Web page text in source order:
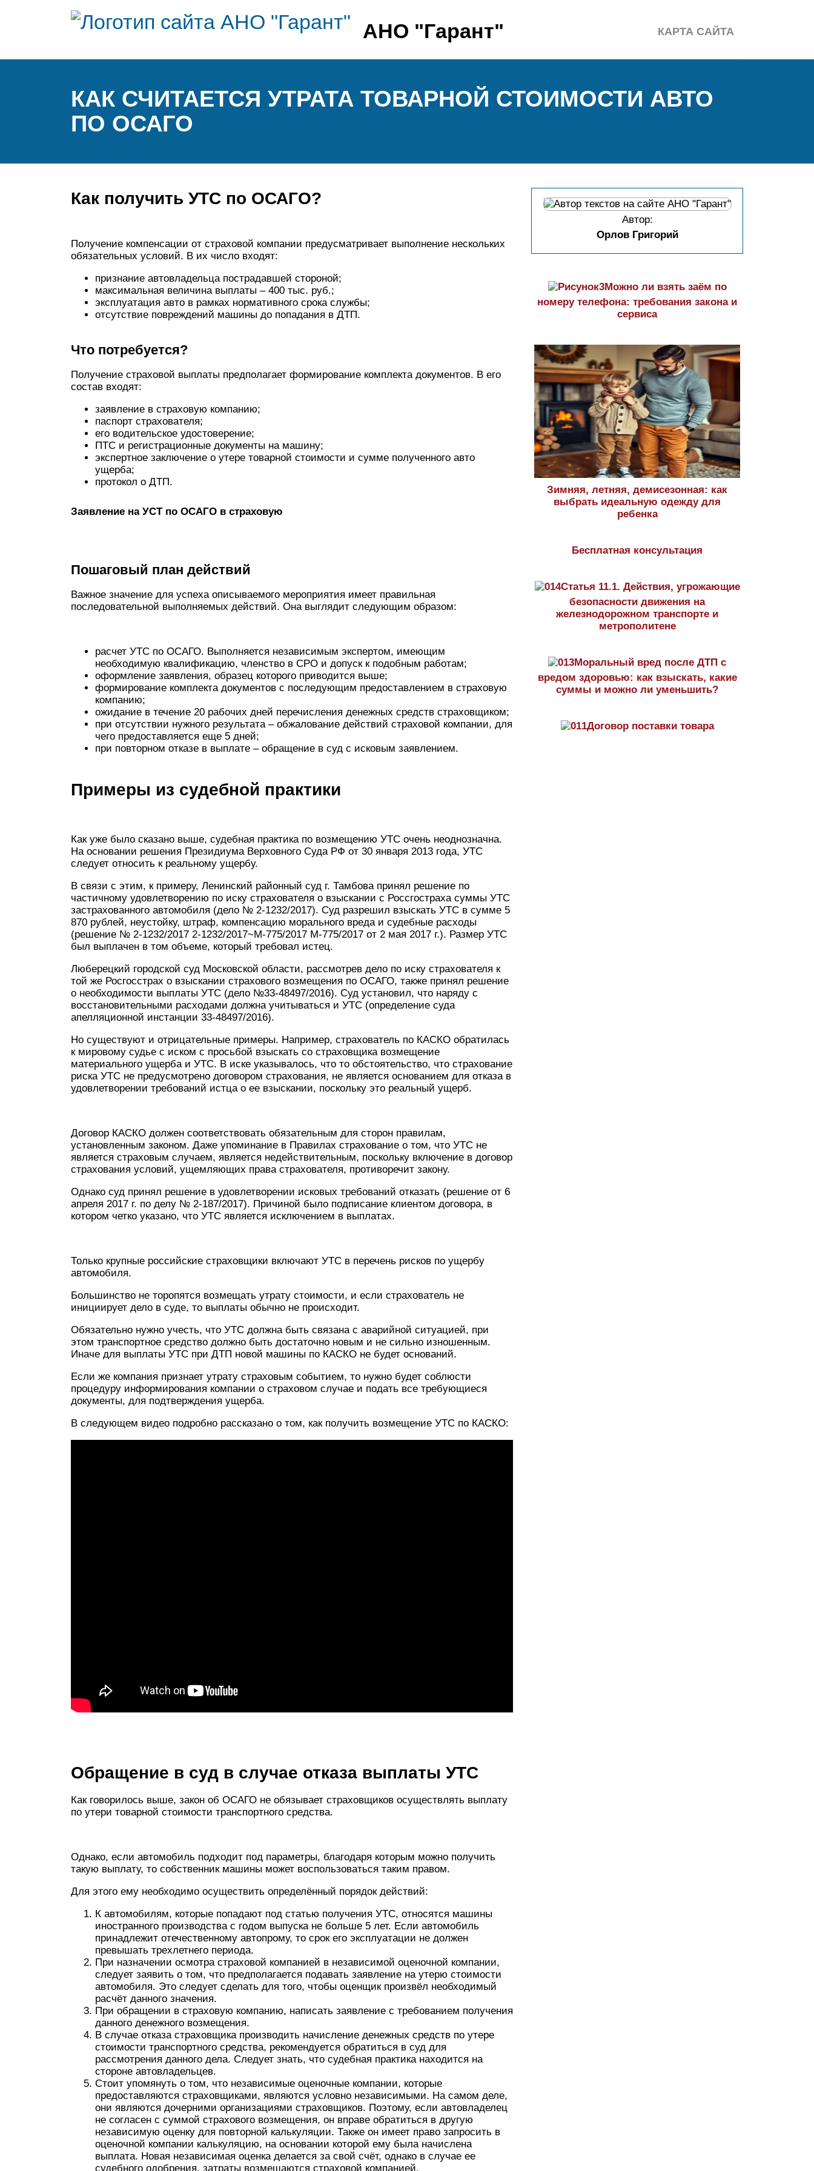
АНО "Гарант" КАРТА САЙТА
КАК СЧИТАЕТСЯ УТРАТА ТОВАРНОЙ СТОИМОСТИ АВТО
ПО ОСАГО
Как получить УТС по ОСАГО?
Получение компенсации от страховой компании предусматривает выполнение нескольких
обязательных условий. В их число входят:
признание автовладельца пострадавшей стороной;
максимальная величина выплаты – 400 тыс. руб.;
эксплуатация авто в рамках нормативного срока службы;
отсутствие повреждений машины до попадания в ДТП.
Что потребуется?
Получение страховой выплаты предполагает формирование комплекта документов. В его
состав входят:
заявление в страховую компанию;
паспорт страхователя;
его водительское удостоверение;
ПТС и регистрационные документы на машину;
экспертное заключение о утере товарной стоимости и сумме полученного авто
ущерба;
протокол о ДТП.
Заявление на УСТ по ОСАГО в страховую
Пошаговый план действий
Важное значение для успеха описываемого мероприятия имеет правильная
последовательной выполняемых действий. Она выглядит следующим образом:
расчет УТС по ОСАГО. Выполняется независимым экспертом, имеющим
необходимую квалификацию, членство в СРО и допуск к подобным работам;
оформление заявления, образец которого приводится выше;
формирование комплекта документов с последующим предоставлением в страховую
компанию;
ожидание в течение 20 рабочих дней перечисления денежных средств страховщиком;
при отсутствии нужного результата – обжалование действий страховой компании, для
чего предоставляется еще 5 дней;
при повторном отказе в выплате – обращение в суд с исковым заявлением.
Примеры из судебной практики
Как уже было сказано выше, судебная практика по возмещению УТС очень неоднозначна.
На основании решения Президиума Верховного Суда РФ от 30 января 2013 года, УТС
следует относить к реальному ущербу.
В связи с этим, к примеру, Ленинский районный суд г. Тамбова принял решение по
частичному удовлетворению по иску страхователя о взыскании с Россгостраха суммы УТС
застрахованного автомобиля (дело № 2-1232/2017). Суд разрешил взыскать УТС в сумме 5
870 рублей, неустойку, штраф, компенсацию морального вреда и судебные расходы
(решение № 2-1232/2017 2-1232/2017~М-775/2017 М-775/2017 от 2 мая 2017 г.). Размер УТС
был выплачен в том объеме, который требовал истец.
Люберецкий городской суд Московской области, рассмотрев дело по иску страхователя к
той же Росгосстрах о взыскании страхового возмещения по ОСАГО, также принял решение
о необходимости выплаты УТС (дело №33-48497/2016). Суд установил, что наряду с
восстановительными расходами должна учитываться и УТС (определение суда
апелляционной инстанции 33-48497/2016).
Но существуют и отрицательные примеры. Например, страхователь по КАСКО обратилась
к мировому судье с иском с просьбой взыскать со страховщика возмещение
материального ущерба и УТС. В иске указывалось, что то обстоятельство, что страхование
риска УТС не предусмотрено договором страхования, не является основанием для отказа в
удовлетворении требований истца о ее взыскании, поскольку это реальный ущерб.
Договор КАСКО должен соответствовать обязательным для сторон правилам,
установленным законом. Даже упоминание в Правилах страхование о том, что УТС не
является страховым случаем, является недействительным, поскольку включение в договор
страхования условий, ущемляющих права страхователя, противоречит закону.
Однако суд принял решение в удовлетворении исковых требований отказать (решение от 6
апреля 2017 г. по делу № 2-187/2017). Причиной было подписание клиентом договора, в
котором четко указано, что УТС является исключением в выплатах.
Только крупные российские страховщики включают УТС в перечень рисков по ущербу
автомобиля.
Большинство не торопятся возмещать утрату стоимости, и если страхователь не
инициирует дело в суде, то выплаты обычно не происходит.
Обязательно нужно учесть, что УТС должна быть связана с аварийной ситуацией, при
этом транспортное средство должно быть достаточно новым и не сильно изношенным.
Иначе для выплаты УТС при ДТП новой машины по КАСКО не будет оснований.
Если же компания признает утрату страховым событием, то нужно будет соблюсти
процедуру информирования компании о страховом случае и подать все требующиеся
документы, для подтверждения ущерба.
В следующем видео подробно рассказано о том, как получить возмещение УТС по КАСКО:
Обращение в суд в случае отказа выплаты УТС
Как говорилось выше, закон об ОСАГО не обязывает страховщиков осуществлять выплату
по утери товарной стоимости транспортного средства.
Однако, если автомобиль подходит под параметры, благодаря которым можно получить
такую выплату, то собственник машины может воспользоваться таким правом.
Для этого ему необходимо осуществить определённый порядок действий:
К автомобилям, которые попадают под статью получения УТС, относятся машины
иностранного производства с годом выпуска не больше 5 лет. Если автомобиль
принадлежит отечественному автопрому, то срок его эксплуатации не должен
превышать трехлетнего периода.
При назначении осмотра страховой компанией в независимой оценочной компании,
следует заявить о том, что предполагается подавать заявление на утерю стоимости
автомобиля. Это следует сделать для того, чтобы оценщик произвёл необходимый
расчёт данного значения.
При обращении в страховую компанию, написать заявление с требованием получения
данного денежного возмещения.
В случае отказа страховщика производить начисление денежных средств по утере
стоимости транспортного средства, рекомендуется обратиться в суд для
рассмотрения данного дела. Следует знать, что судебная практика находится на
стороне автовладельцев.
Стоит упомянуть о том, что независимые оценочные компании, которые
предоставляются страховщиками, являются условно независимыми. На самом деле,
они являются дочерними организациями страховщиков. Поэтому, если автовладелец
не согласен с суммой страхового возмещения, он вправе обратиться в другую
независимую оценку для повторной калькуляции. Также он имеет право запросить в
оценочной компании калькуляцию, на основании которой ему была начислена
выплата. Новая независимая оценка делается за свой счёт, однако в случае ее
судебного одобрения, затраты возмещаются страховой компанией.
Автор:
Орлов Григорий
Можно ли взять заём по
номеру телефона: требования закона и
сервиса
Зимняя, летняя, демисезонная: как
выбрать идеальную одежду для
ребенка
Бесплатная консультация
Статья 11.1. Действия, угрожающие
безопасности движения на
железнодорожном транспорте и
метрополитене
Моральный вред после ДТП с
вредом здоровью: как взыскать, какие
суммы и можно ли уменьшить?
Договор поставки товара